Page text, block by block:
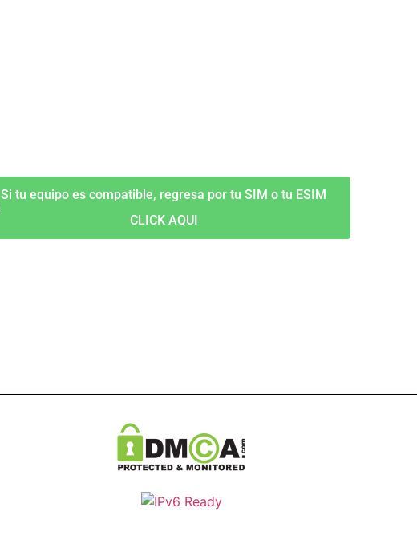
Si tu equipo es compatible, regresa por tu SIM o tu ESIM
CLICK AQUI